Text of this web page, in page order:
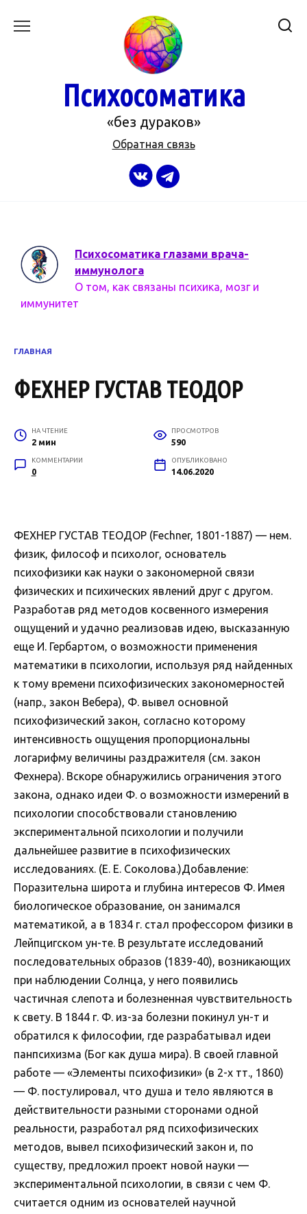
Психосоматика
«без дураков»
Обратная связь
Психосоматика глазами врача-
иммунолога
О том, как связаны психика, мозг и
иммунитет
ГЛАВНАЯ
ФЕХНЕР ГУСТАВ ТЕОДОР
НА ЧТЕНИЕ
2 мин
ПРОСМОТРОВ
590
КОММЕНТАРИИ
0
ОПУБЛИКОВАНО
14.06.2020
ФЕХНЕР ГУСТАВ ТЕОДОР (Fechner, 1801-1887) — нем.
физик, философ и психолог, основатель
психофизики как науки о закономерной связи
физических и психических явлений друг с другом.
Разработав ряд методов косвенного измерения
ощущений и удачно реализовав идею, высказанную
еще И. Гербартом, о возможности применения
математики в психологии, используя ряд найденных
к тому времени психофизических закономерностей
(напр., закон Вебера), Ф. вывел основной
психофизический закон, согласно которому
интенсивность ощущения пропорциональны
логарифму величины раздражителя (см. закон
Фехнера). Вскоре обнаружились ограничения этого
закона, однако идеи Ф. о возможности измерений в
психологии способствовали становлению
экспериментальной психологии и получили
дальнейшее развитие в психофизических
исследованиях. (Е. Е. Соколова.)Добавление:
Поразительна широта и глубина интересов Ф. Имея
биологическое образование, он занимался
математикой, а в 1834 г. стал профессором физики в
Лейпцигском ун-те. В результате исследований
последовательных образов (1839-40), возникающих
при наблюдении Солнца, у него появились
частичная слепота и болезненная чувствительность
к свету. В 1844 г. Ф. из-за болезни покинул ун-т и
обратился к философии, где разрабатывал идеи
панпсихизма (Бог как душа мира). В своей главной
работе — «Элементы психофизики» (в 2-х тт., 1860)
— Ф. постулировал, что душа и тело являются в
действительности разными сторонами одной
реальности, разработал ряд психофизических
методов, вывел психофизический закон и, по
существу, предложил проект новой науки —
экспериментальной психологии, в связи с чем Ф.
считается одним из основателей научной